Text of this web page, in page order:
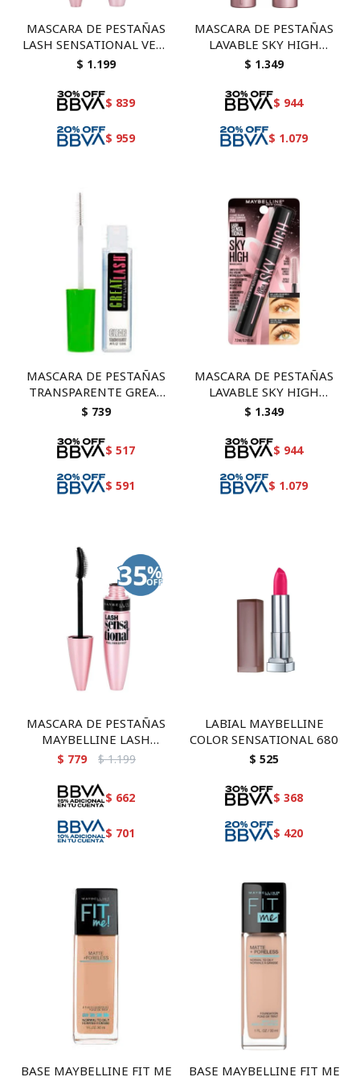
MASCARA DE PESTAÑAS
LASH SENSATIONAL VERY
BLACK WATERPROOF
$ 1.199
$ 839
$ 959
MASCARA DE PESTAÑAS
LAVABLE SKY HIGH
VOLUMEN VERY BLACK
$ 1.349
$ 944
$ 1.079
MASCARA DE PESTAÑAS
TRANSPARENTE GREAT
LASH MAYBELLINE - Gel
pestañas (WSH)
$ 739
$ 517
$ 591
MASCARA DE PESTAÑAS
LAVABLE SKY HIGH
NEGRO COSMICO
$ 1.349
$ 944
$ 1.079
MASCARA DE PESTAÑAS
MAYBELLINE LASH
SENSATIONAL #254
$ 779 $ 1.199
$ 662
$ 701
LABIAL MAYBELLINE
COLOR SENSATIONAL 680
$ 525
$ 368
$ 420
BASE MAYBELLINE FIT ME
BASE MAYBELLINE FIT ME